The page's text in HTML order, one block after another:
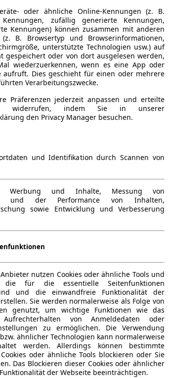
oder ähnliche Online-Kennungen (z. B.
Kennungen, zufällig generierte Kennungen,
Kennungen) können zusammen mit anderen
B. Browsertyp und Browserinformationen,
unterstützte Technologien usw.) auf
gespeichert oder von dort ausgelesen werden,
wiederzuerkennen, wenn es eine App oder
aufruft. Dies geschieht für einen oder mehrere
Verarbeitungszwecke.
Präferenzen jederzeit anpassen und erteilte
widerrufen, indem Sie in unserer
den Privacy Manager besuchen.
und Identifikation durch Scannen von
Werbung und Inhalte, Messung von
und der Performance von Inhalten,
sowie Entwicklung und Verbesserung
nutzen Cookies oder ähnliche Tools und
die für die essentielle Seitenfunktionen
und die einwandfreie Funktionalität der
Sie werden normalerweise als Folge von
genutzt, um wichtige Funktionen wie das
von Anmeldedaten oder
zu ermöglichen. Die Verwendung
ähnlicher Technologien kann normalerweise
werden. Allerdings können bestimmte
oder ähnliche Tools blockieren oder Sie
Das Blockieren dieser Cookies oder ähnlicher
der Webseite beeinträchtigen.